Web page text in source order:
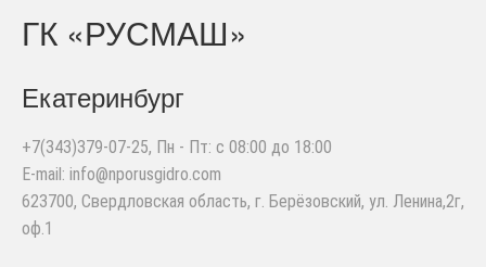
ГК «РУСМАШ»
Екатеринбург
+7(343)379-07-25, Пн - Пт: с 08:00 до 18:00
E-mail: info@nporusgidro.com
623700, Свердловская область, г. Берёзовский, ул. Ленина,2г,
оф.1